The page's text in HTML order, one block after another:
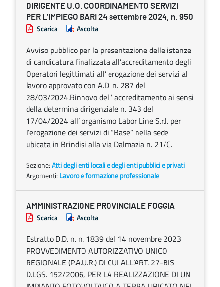
DIRIGENTE U.O. COORDINAMENTO SERVIZI
PER L’IMPIEGO BARI 24 settembre 2024, n. 950
Scarica Ascolta
Avviso pubblico per la presentazione delle istanze
di candidatura finalizzata all’accreditamento degli
Operatori legittimati all’ erogazione dei servizi al
lavoro approvato con A.D. n. 287 del
28/03/2024.Rinnovo dell’ accreditamento ai sensi
della determina dirigenziale n. 343 del
17/04/2024 all’ organismo Labor Line S.r.l. per
l’erogazione dei servizi di “Base” nella sede
ubicata in Brindisi alla via Dalmazia n. 21/C.
Sezione:Atti degli enti locali e degli enti pubblici e privati
Argomenti: Lavoro e formazione professionale
AMMINISTRAZIONE PROVINCIALE FOGGIA
Scarica Ascolta
Estratto D.D. n. n. 1839 del 14 novembre 2023
PROVVEDIMENTO AUTORIZZATIVO UNICO
REGIONALE (P.A.U.R.) DI CUI ALL’ART. 27-BIS
D.LGS. 152/2006, PER LA REALIZZAZIONE DI UN